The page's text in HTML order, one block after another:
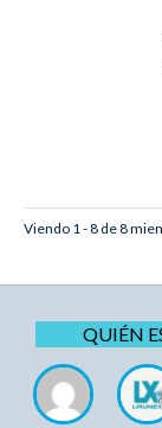
Viendo 1 - 8 de 8
QUIÉN